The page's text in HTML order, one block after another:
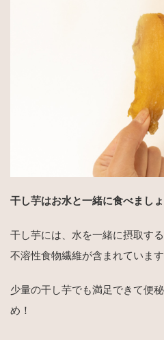
干し芋はお水と一緒に食べましょ
干し芋には、水を一緒に摂取す
不溶性食物繊維が含まれています
少量の干し芋でも満足できて便
め！